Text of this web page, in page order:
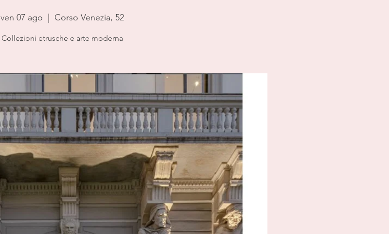
ven 07 ago Corso Venezia, 52
Collezioni etrusche e arte moderna